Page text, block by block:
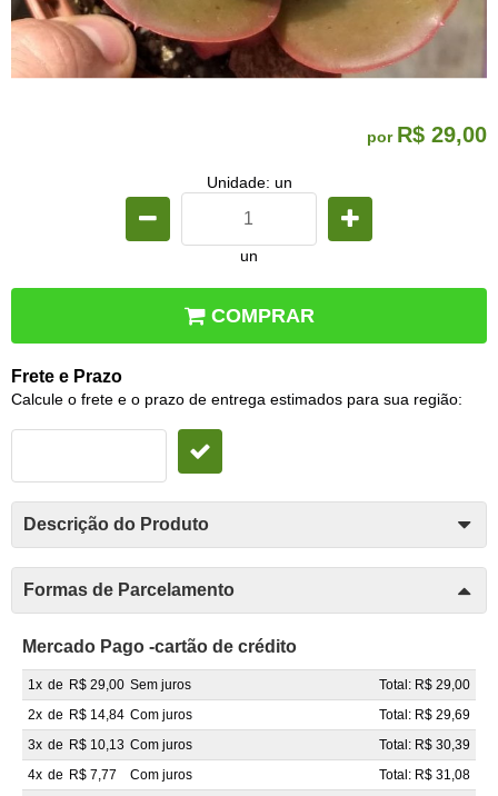
por R$ 29,00
Unidade: un
un
COMPRAR
Frete e Prazo
Calcule o frete e o prazo de entrega estimados para sua região:
Descrição do Produto
Formas de Parcelamento
Mercado Pago -cartão de crédito
1x de R$ 29,00 Sem juros
Total: R$ 29,00
2x de R$ 14,84 Com juros
Total: R$ 29,69
3x de R$ 10,13 Com juros
Total: R$ 30,39
4x de R$ 7,77 Com juros
Total: R$ 31,08